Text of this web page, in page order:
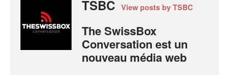
TSBC View posts by TSBC
The SwissBox
Conversation est un
nouveau média web